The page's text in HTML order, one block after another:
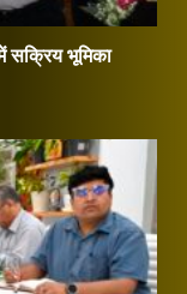
में सक्रिय भूमिका